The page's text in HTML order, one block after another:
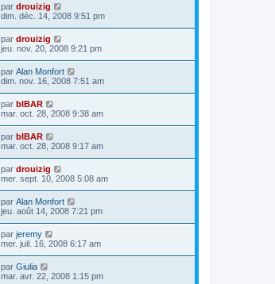
par drouizig
dim. déc. 14, 2008 9:51 pm
par drouizig
jeu. nov. 20, 2008 9:21 pm
par Alan Monfort
dim. nov. 16, 2008 7:51 am
par bIBAR
mar. oct. 28, 2008 9:38 am
par bIBAR
mar. oct. 28, 2008 9:17 am
par drouizig
mer. sept. 10, 2008 5:08 am
par Alan Monfort
jeu. août 14, 2008 7:21 pm
par jeremy
mer. juil. 16, 2008 6:17 am
par Giulia
mar. avr. 22, 2008 1:15 pm